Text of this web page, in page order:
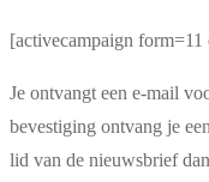
[activecampaign form=11
Je ontvangt een e-mail
bevestiging ontvang je
lid van de nieuwsbrief